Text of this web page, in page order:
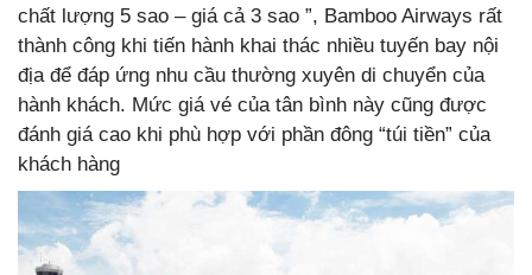
chất lượng 5 sao – giá cả 3 sao ”, Bamboo Airways rất
thành công khi tiến hành khai thác nhiều tuyến bay nội
địa để đáp ứng nhu cầu thường xuyên di chuyển của
hành khách. Mức giá vé của tân bình này cũng được
đánh giá cao khi phù hợp với phần đông “túi tiền” của
khách hàng